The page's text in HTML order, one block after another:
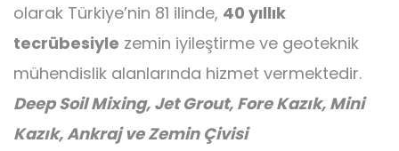
Mini Kazık
olarak Türkiye’nin 81 ilinde, 40 yıllık
tecrübesiyle zemin iyileştirme ve geoteknik
mühendislik alanlarında hizmet vermektedir.
Deep Soil Mixing, Jet Grout, Fore Kazık, Mini
Kazık, Ankraj ve Zemin Çivisi